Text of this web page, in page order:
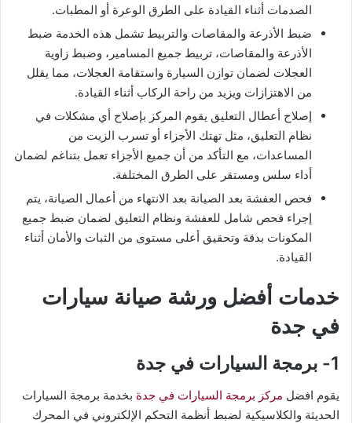
الصدمات أثناء القيادة على الطرق الوعرة أو المطبات.
ضبط الأذرعة والمقاصات والتربيط تشمل هذه الخدمة ضبط
الأذرعة والمقاصات، تربيط جميع المسامير، وضبط زاوية
العجلات لضمان توازن السيارة واستقامة العجلات، مما يقلل
من الاهتزازات ويزيد من راحة الركاب أثناء القيادة.
إصلاح أعطال التعليق يقوم المركز بإصلاح أي مشكلات في
نظام التعليق، مثل تهتك الأجزاء أو تسرب الزيت من
المساعدات، مع التأكد من أن جميع الأجزاء تعمل بتناغم لضمان
أداء سلس ومستقر على الطرق المختلفة.
فحص العفشة بعد الصيانة بعد الانتهاء من أعمال الصيانة، يتم
إجراء فحص شامل للعفشة ونظام التعليق لضمان ضبط جميع
المكونات بدقة وتحقيق أعلى مستوى من الثبات والأمان أثناء
القيادة.
خدمات أفضل ورشة صيانة سيارات
في جدة
1- برمجة السيارات في جدة
يقوم افضل مركز برمجة السيارات في جدة بخدمة برمجة السيارات
الحديثة والكلاسيكية لضبط أنظمة التحكم الإلكتروني في المحرك